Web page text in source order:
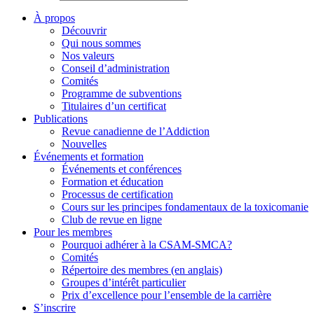
À propos
Découvrir
Qui nous sommes
Nos valeurs
Conseil d’administration
Comités
Programme de subventions
Titulaires d’un certificat
Publications
Revue canadienne de l’Addiction
Nouvelles
Événements et formation
Événements et conférences
Formation et éducation
Processus de certification
Cours sur les principes fondamentaux de la toxicomanie
Club de revue en ligne
Pour les membres
Pourquoi adhérer à la CSAM-SMCA?
Comités
Répertoire des membres (en anglais)
Groupes d’intérêt particulier
Prix d’excellence pour l’ensemble de la carrière
S’inscrire